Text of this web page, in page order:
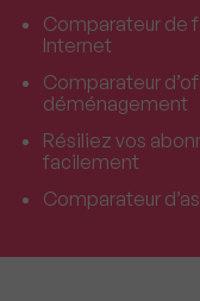
Comparateur de
Internet
Comparateur
déménagement
Résiliez vos
facilement
Comparateur